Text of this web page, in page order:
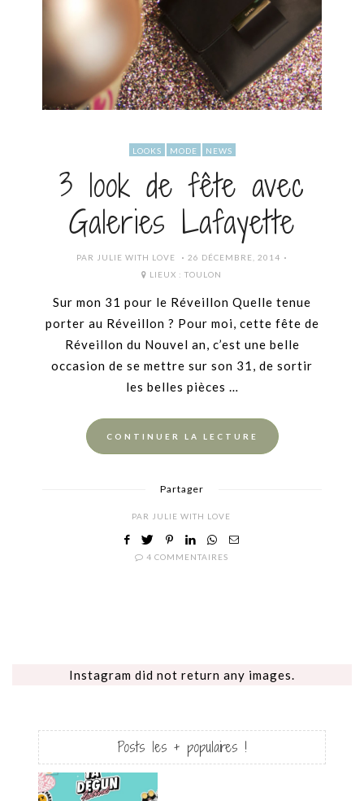
LOOKS MODE NEWS
3 look de fête avec
Galeries Lafayette
PAR JULIE WITH LOVE
POSTED
ON
26 DÉCEMBRE, 2014
LIEUX : TOULON
Sur mon 31 pour le Réveillon Quelle tenue
porter au Réveillon ? Pour moi, cette fête de
Réveillon du Nouvel an, c’est une belle
occasion de se mettre sur son 31, de sortir
les belles pièces …
CONTINUER LA LECTURE
Partager
PAR JULIE WITH LOVE
4 COMMENTAIRES
Instagram did not return any images.
Posts les + populaires !